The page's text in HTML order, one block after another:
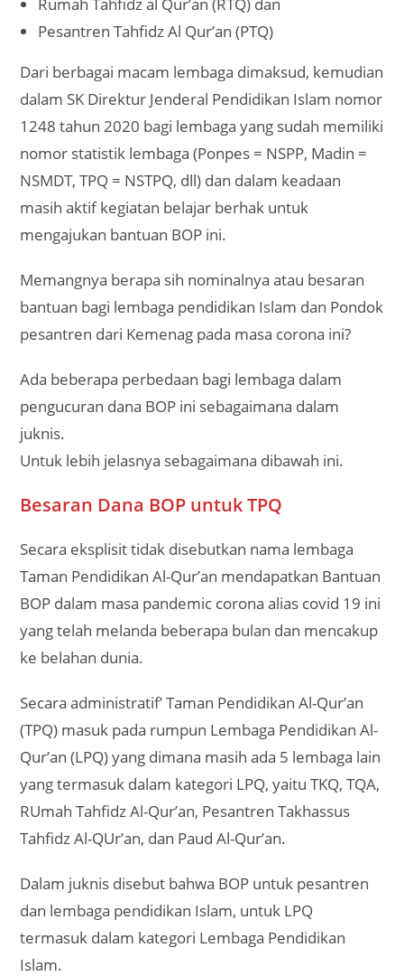
Pesantren Tahfidz Al Qur’an (PTQ)
Dari berbagai macam lembaga dimaksud, kemudian
dalam SK Direktur Jenderal Pendidikan Islam nomor
1248 tahun 2020 bagi lembaga yang sudah memiliki
nomor statistik lembaga (Ponpes = NSPP, Madin =
NSMDT, TPQ = NSTPQ, dll) dan dalam keadaan
masih aktif kegiatan belajar berhak untuk
mengajukan bantuan BOP ini.
Memangnya berapa sih nominalnya atau besaran
bantuan bagi lembaga pendidikan Islam dan Pondok
pesantren dari Kemenag pada masa corona ini?
Ada beberapa perbedaan bagi lembaga dalam
pengucuran dana BOP ini sebagaimana dalam
juknis.
Untuk lebih jelasnya sebagaimana dibawah ini.
Besaran Dana BOP untuk TPQ
Secara eksplisit tidak disebutkan nama lembaga
Taman Pendidikan Al-Qur’an mendapatkan Bantuan
BOP dalam masa pandemic corona alias covid 19 ini
yang telah melanda beberapa bulan dan mencakup
ke belahan dunia.
Secara administratif’ Taman Pendidikan Al-Qur’an
(TPQ) masuk pada rumpun Lembaga Pendidikan Al-
Qur’an (LPQ) yang dimana masih ada 5 lembaga lain
yang termasuk dalam kategori LPQ, yaitu TKQ, TQA,
RUmah Tahfidz Al-Qur’an, Pesantren Takhassus
Tahfidz Al-QUr’an, dan Paud Al-Qur’an.
Dalam juknis disebut bahwa BOP untuk pesantren
dan lembaga pendidikan Islam, untuk LPQ
termasuk dalam kategori Lembaga Pendidikan
Islam.